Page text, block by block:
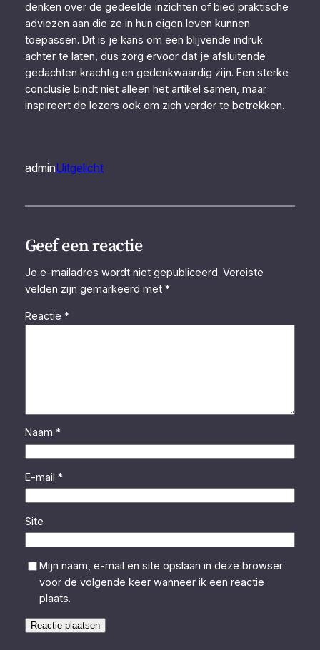
denken over de gedeelde inzichten of bied praktische
adviezen aan die ze in hun eigen leven kunnen
toepassen. Dit is je kans om een blijvende indruk
achter te laten, dus zorg ervoor dat je afsluitende
gedachten krachtig en gedenkwaardig zijn. Een sterke
conclusie bindt niet alleen het artikel samen, maar
inspireert de lezers ook om zich verder te betrekken.
adminUitgelicht
Geef een reactie
Je e-mailadres wordt niet gepubliceerd. Vereiste
velden zijn gemarkeerd met *
Reactie *
Naam *
E-mail *
Site
Mijn naam, e-mail en site opslaan in deze browser
voor de volgende keer wanneer ik een reactie
plaats.